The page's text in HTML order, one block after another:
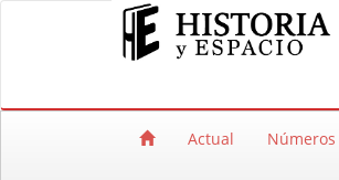
Salto rápido al contenido de la página
Navegación principal
Actual